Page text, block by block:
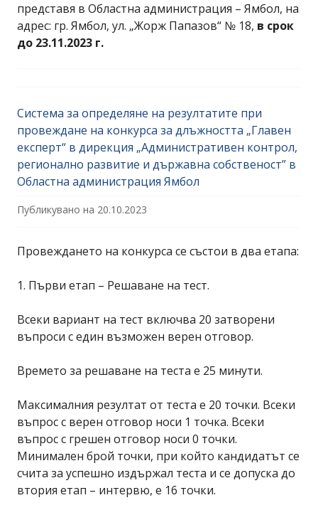
представя в Областна администрация – Ямбол, на
адрес: гр. Ямбол, ул. „Жорж Папазов“ № 18, в срок
до 23.11.2023 г.
Система за определяне на резултатите при
провеждане на конкурса за длъжността „Главен
експерт“ в дирекция „Административен контрол,
регионално развитие и държавна собственост” в
Областна администрация Ямбол
Публикувано на 20.10.2023
Провеждането на конкурса се състои в два етапа:
1. Първи етап – Решаване на тест.
Всеки вариант на тест включва 20 затворени
въпроси с един възможен верен отговор.
Времето за решаване на теста е 25 минути.
Максималния резултат от теста е 20 точки. Всеки
въпрос с верен отговор носи 1 точка. Всеки
въпрос с грешен отговор носи 0 точки.
Минимален брой точки, при който кандидатът се
счита за успешно издържал теста и се допуска до
втория етап – интервю, е 16 точки.